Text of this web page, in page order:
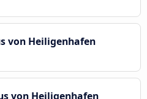
von Heiligenhafen
von Heiligenhafen